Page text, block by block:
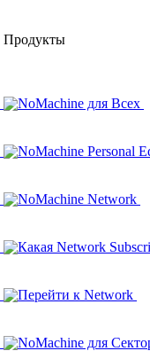
Продукты
NoMachine для Всех
NoMachine Personal
NoMachine Network
Какая Network
Перейти к Network
NoMachine для